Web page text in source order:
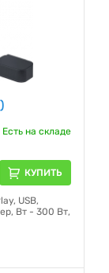
Есть на складе
КУПИТЬ
USB,
Вт - 300 Вт,